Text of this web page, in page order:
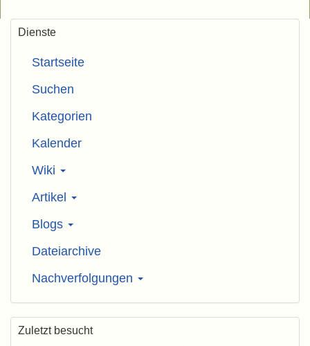
Dienste
Startseite
Suchen
Kategorien
Kalender
Wiki
Artikel
Blogs
Dateiarchive
Nachverfolgungen
Zuletzt besucht